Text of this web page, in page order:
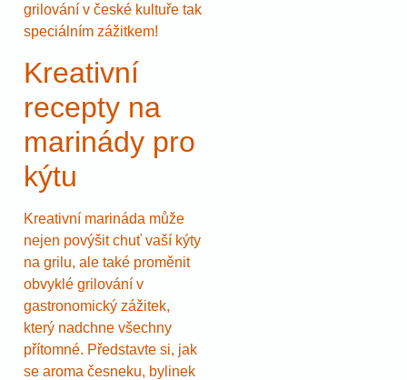
grilování v české kultuře tak
speciálním zážitkem!
Kreativní
recepty na
marinády pro
kýtu
Kreativní marináda může
nejen povýšit chuť vaší kýty
na grilu, ale také proměnit
obvyklé grilování v
gastronomický zážitek,
který nadchne všechny
přítomné. Představte si, jak
se aroma česneku, bylinek